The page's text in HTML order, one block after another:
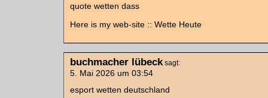
quote wetten dass
Here is my web-site :: Wette Heute
buchmacher lübeck sagt:
5. Mai 2026 um 03:54
esport wetten deutschland